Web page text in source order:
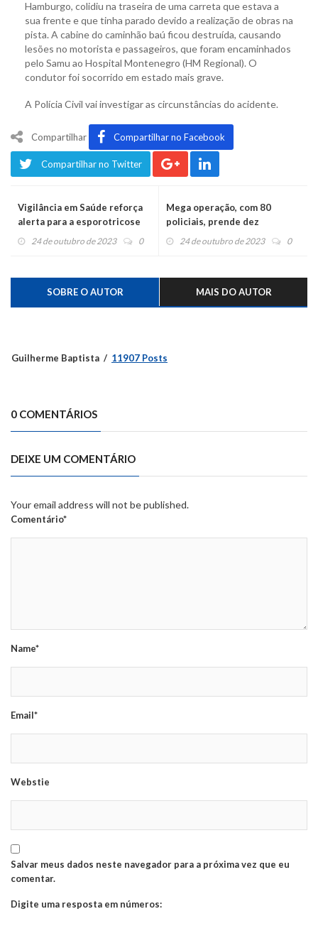
Hamburgo, colidiu na traseira de uma carreta que estava a
sua frente e que tinha parado devido a realização de obras na
pista. A cabine do caminhão baú ficou destruída, causando
lesões no motorista e passageiros, que foram encaminhados
pelo Samu ao Hospital Montenegro (HM Regional). O
condutor foi socorrido em estado mais grave.
A Polícia Civil vai investigar as circunstâncias do acidente.
Compartilhar Compartilhar no Facebook
Compartilhar no Twitter
Vigilância em Saúde reforça
alerta para a esporotricose
24 de outubro de 2023 0
Mega operação, com 80
policiais, prende dez
acusados de tráfico
24 de outubro de 2023 0
SOBRE O AUTOR MAIS DO AUTOR
Guilherme Baptista 11907 Posts
0 COMENTÁRIOS
DEIXE UM COMENTÁRIO
Your email address will not be published.
Comentário*
Name*
Email*
Webstie
Salvar meus dados neste navegador para a próxima vez que eu
comentar.
Digite uma resposta em números: